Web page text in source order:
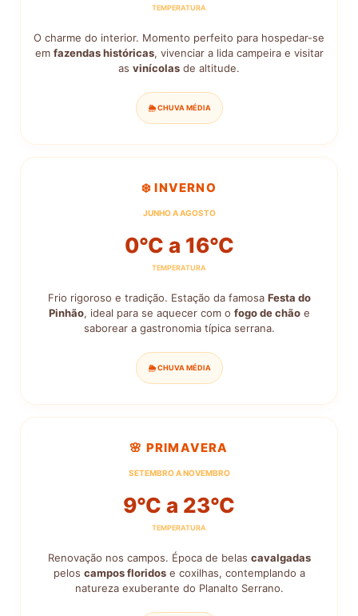
TEMPERATURA
O charme do interior. Momento perfeito para hospedar-se
em fazendas históricas, vivenciar a lida campeira e visitar
as vinícolas de altitude.
🌦️ CHUVA MÉDIA
❄️ INVERNO
JUNHO A AGOSTO
0°C a 16°C
TEMPERATURA
Frio rigoroso e tradição. Estação da famosa Festa do
Pinhão, ideal para se aquecer com o fogo de chãoe
saborear a gastronomia típica serrana.
🌦️ CHUVA MÉDIA
🌸 PRIMAVERA
SETEMBRO A NOVEMBRO
9°C a 23°C
TEMPERATURA
Renovação nos campos. Época de belas cavalgadas
pelos campos floridose coxilhas, contemplando a
natureza exuberante do Planalto Serrano.